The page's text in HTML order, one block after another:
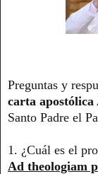
Preguntas y
carta
Santo Padre el
1. ¿Cuál es el
Ad theologiam